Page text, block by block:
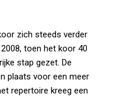
zich steeds verder
toen het koor 40
stap gezet. De
plaats voor een meer
repertoire kreeg een